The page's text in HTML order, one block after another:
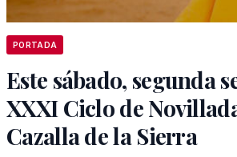
PORTADA
Este sábado, segunda
XXXI Ciclo de
Cazalla de la Sierra